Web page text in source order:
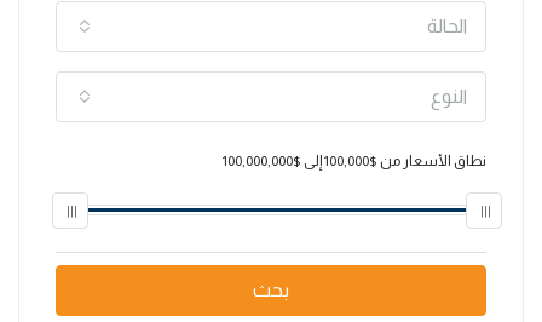
الحالة
النوع
نطاق الأسعار من $100,000 إلى $100,000,000
بحث